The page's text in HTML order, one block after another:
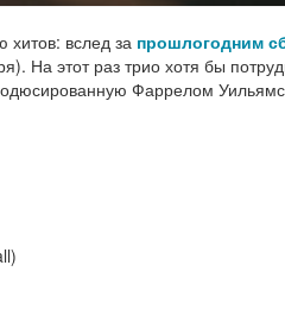
вслед за прошлогодним
На этот раз трио хотя бы
Фаррелом